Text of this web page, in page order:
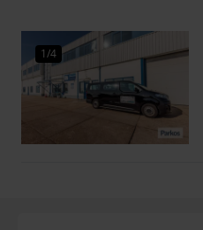
1/4